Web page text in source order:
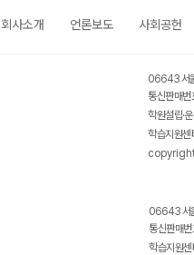
회사소개 언론보도 사회공헌
06643 서
통신판매
학원설립·
학습지원
06643 서
통신판매
학습지원